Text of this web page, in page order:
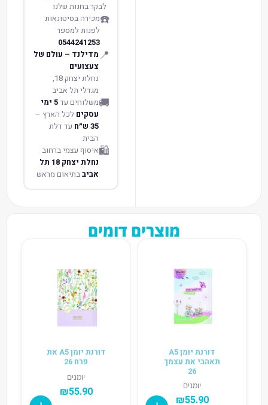
לבקר בחנות שלנו
☎️מכירה בסיטונאות
לפנות למספר
0544241253
📍 מדילנד – עולם של
צעצועים
נחלת יצחק 18,
מגדלי תל אביב
🚚משלוחים עד 5 ימי
עסקים לכל הארץ –
35 ש״ח
עד דלת
הבית
🛍️איסוף עצמי ברחוב
נחלת יצחק 18 תל
אביבבתיאום מראש
מוצרים דומים
דורנת יומן A5
תאהבי את עצמך
26
יומנים
₪55.90
דורנת יומן A5 את
פרח 26
יומנים
₪55.90